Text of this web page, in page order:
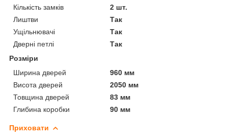
Кількість замків
2 шт.
Лиштви
Так
Ущільнювачі
Так
Дверні петлі
Так
Розміри
Ширина дверей
960 мм
Висота дверей
2050 мм
Товщина дверей
83 мм
Глибина коробки
90 мм
Приховати